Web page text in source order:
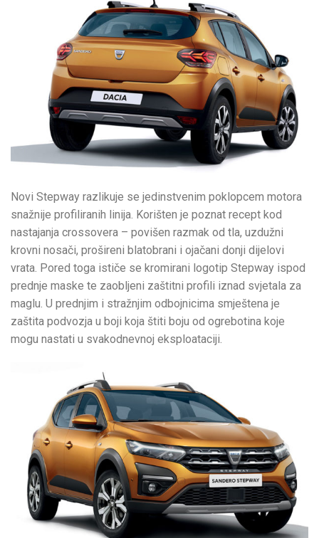
Novi Stepway razlikuje se jedinstvenim poklopcem motora
snažnije profiliranih linija. Korišten je poznat recept kod
nastajanja crossovera – povišen razmak od tla, uzdužni
krovni nosači, prošireni blatobrani i ojačani donji dijelovi
vrata. Pored toga ističe se kromirani logotip Stepway ispod
prednje maske te zaobljeni zaštitni profili iznad svjetala za
maglu. U prednjim i stražnjim odbojnicima smještena je
zaštita podvozja u boji koja štiti boju od ogrebotina koje
mogu nastati u svakodnevnoj eksploataciji.